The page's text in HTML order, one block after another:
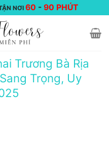
NƠI60 -90 PHÚT
Trương Bà Rịa
Trọng, Uy